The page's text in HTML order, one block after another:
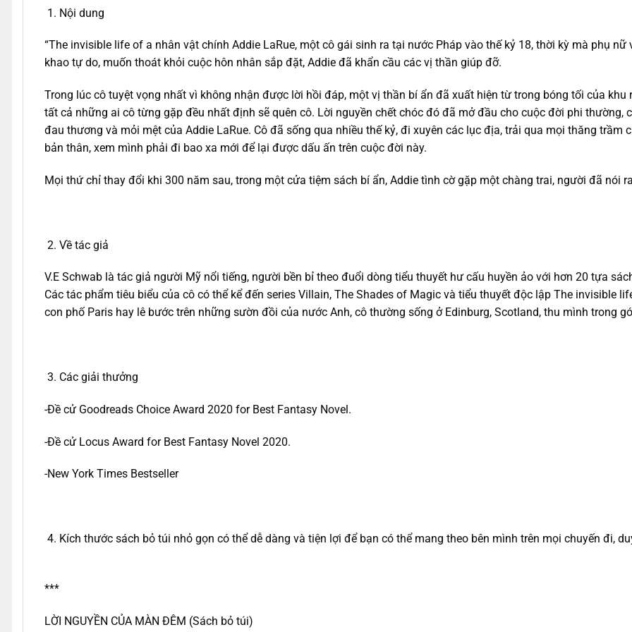
Nội dung
“The invisible life of a nhân vật chính Addie LaRue, một cô gái sinh ra tại nước Pháp vào thế kỷ 18, thời kỳ mà phụ
khao tự do, muốn thoát khỏi cuộc hôn nhân sắp đặt, Addie đã khẩn cầu các vị thần giúp đỡ.
Trong lúc cô tuyệt vọng nhất vì không nhận được lời hồi đáp, một vị thần bí ẩn đã xuất hiện từ trong bóng tối của
tất cả những ai cô từng gặp đều nhất định sẽ quên cô. Lời nguyền chết chóc đó đã mở đầu cho cuộc đời phi thường,
đau thương và mỏi mệt của Addie LaRue. Cô đã sống qua nhiều thế kỷ, đi xuyên các lục địa, trải qua mọi thăng
bản thân, xem mình phải đi bao xa mới để lại được dấu ấn trên cuộc đời này.
Mọi thứ chỉ thay đổi khi 300 năm sau, trong một cửa tiệm sách bí ẩn, Addie tình cờ gặp một chàng trai, người đã nói
Về tác giả
V.E Schwab là tác giả người Mỹ nổi tiếng, người bền bỉ theo đuổi dòng tiểu thuyết hư cấu huyền ảo với hơn 20 tựa
Các tác phẩm tiêu biểu của cô có thể kể đến series Villain, The Shades of Magic và tiểu thuyết độc lập The invisible
con phố Paris hay lê bước trên những sườn đồi của nước Anh, cô thường sống ở Edinburg, Scotland, thu mình trong
Các giải thưởng
-Đề cử Goodreads Choice Award 2020 for Best Fantasy Novel.
-Đề cử Locus Award for Best Fantasy Novel 2020.
-New York Times Bestseller
Kích thước sách bỏ túi nhỏ gọn có thể dễ dàng và tiện lợi để bạn có thể mang theo bên mình trên mọi chuyến đi,
***
LỜI NGUYỀN CỦA MÀN ĐÊM (Sách bỏ túi)